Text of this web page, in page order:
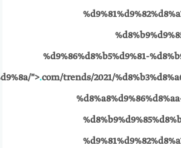
%d9%86%d8%b5%d9%81-
">.com/trends/2021/